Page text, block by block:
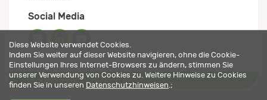
Social Media
Datenschutz
Diese Website verwendet Cookies.
Indem Sie weiter auf dieser Website navigieren, ohne die Cookie-
Einstellungen Ihres Internet-Browsers zu ändern, stimmen Sie
unserer Verwendung von Cookies zu. Weitere Hinweise zu Cookies
finden Sie in unseren Datenschutzhinweisen .;